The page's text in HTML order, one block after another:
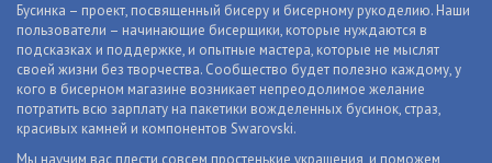
Бусинка – проект, посвященный бисеру и бисерному рукоделию. Наши
пользователи – начинающие бисерщики, которые нуждаются в
подсказках и поддержке, и опытные мастера, которые не мыслят
своей жизни без творчества. Сообщество будет полезно каждому, у
кого в бисерном магазине возникает непреодолимое желание
потратить всю зарплату на пакетики вожделенных бусинок, страз,
красивых камней и компонентов Swarovski.